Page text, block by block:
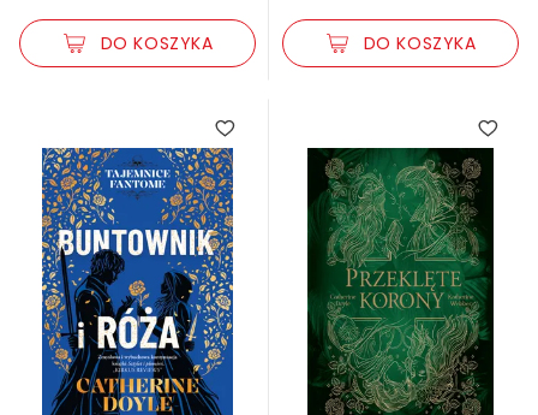
DO KOSZYKA DO KOSZYKA